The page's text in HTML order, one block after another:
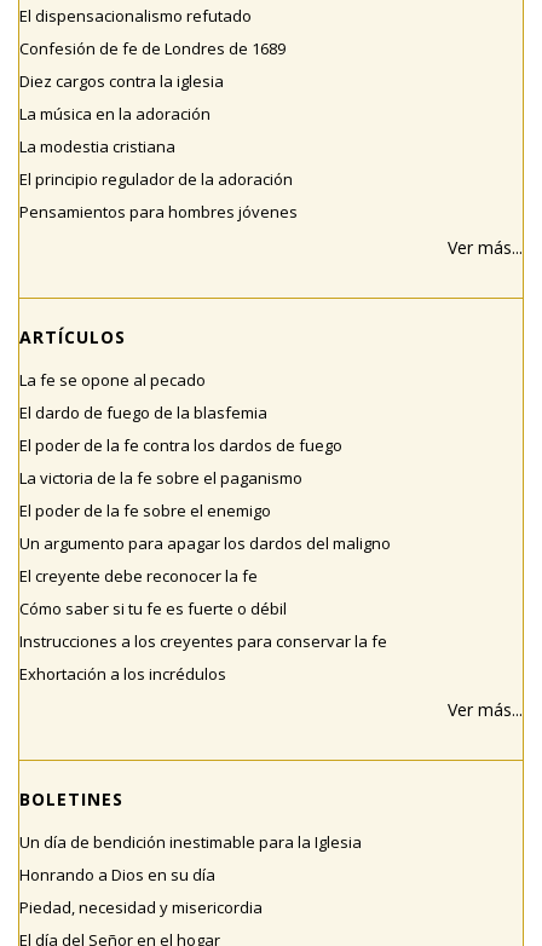
El dispensacionalismo refutado
Confesión de fe de Londres de 1689
Diez cargos contra la iglesia
La música en la adoración
La modestia cristiana
El principio regulador de la adoración
Pensamientos para hombres jóvenes
Ver más...
ARTÍCULOS
La fe se opone al pecado
El dardo de fuego de la blasfemia
El poder de la fe contra los dardos de fuego
La victoria de la fe sobre el paganismo
El poder de la fe sobre el enemigo
Un argumento para apagar los dardos del maligno
El creyente debe reconocer la fe
Cómo saber si tu fe es fuerte o débil
Instrucciones a los creyentes para conservar la fe
Exhortación a los incrédulos
Ver más...
BOLETINES
Un día de bendición inestimable para la Iglesia
Honrando a Dios en su día
Piedad, necesidad y misericordia
El día del Señor en el hogar